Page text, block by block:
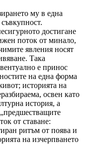
му в една
достигане
поток от минало,
явления носят
Така
е принос
на една форма
историята на
освен като
история, а
от ставане:
ритъм от поява и
на изчерпването